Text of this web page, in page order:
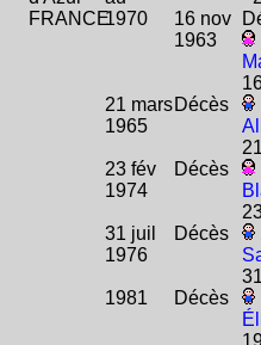
FRANCE1970
16 nov
1963
21 mars
1965
Décès
23 fév
1974
Décès
31 juil
1976
Décès
1981
Décès